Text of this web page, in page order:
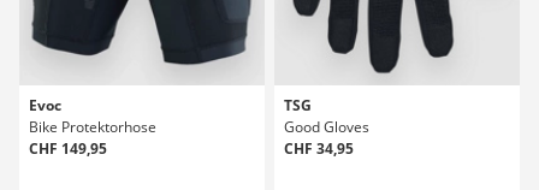
Evoc
Bike Protektorhose
CHF 149,95
TSG
Good Gloves
CHF 34,95